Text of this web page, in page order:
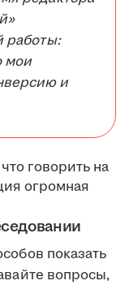
работы:
мои
и
показать
вопросы,